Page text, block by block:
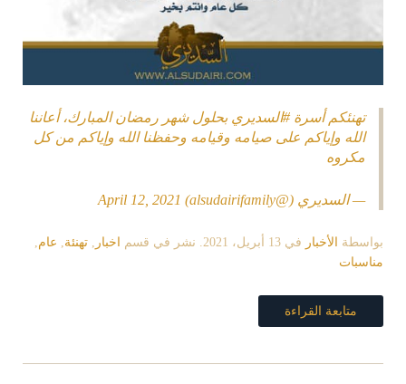
تهنئكم أسرة#السديري بحلول شهر رمضان المبارك، أعاننا
الله وإياكم على صيامه وقيامه وحفظنا الله وإياكم من كل
مكروه
— السديري (@alsudairifamily) April 12, 2021
بواسطة الأخبار في 13 أبريل، 2021 . نشر في قسم اخبار , تهنئة, عام,
مناسبات
متابعة القراءة